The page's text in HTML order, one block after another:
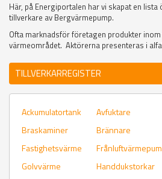
Här, på Energiportalen har vi skapat en lista
tillverkare av Bergvärmepump.
Ofta marknadsför företagen produkter
värmeområdet. Aktörerna presenteras i
TILLVERKARREGISTER
Ackumulatortank Avfuktare
Braskaminer
Brännare
Fastighetsvärme
Golvvärme
Handdukstorkar